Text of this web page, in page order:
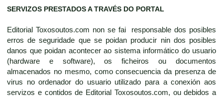
SERVIZOS PRESTADOS A TRAVÉS DO PORTAL
Editorial Toxosoutos.com non se fai responsable dos posibles
erros de seguridade que se poidan producir nin dos posibles
danos que poidan acontecer ao sistema informático do usuario
(hardware e software), os ficheiros ou documentos
almacenados no mesmo, como consecuencia da presenza de
virus no ordenador do usuario utilizado para a conexión aos
servizos e contidos de Editorial Toxosoutos.com, ou debidos a